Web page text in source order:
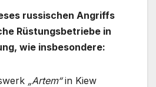
russischen Angriffs
Rüstungsbetriebe in
wie insbesondere:
„Artem“in Kiew